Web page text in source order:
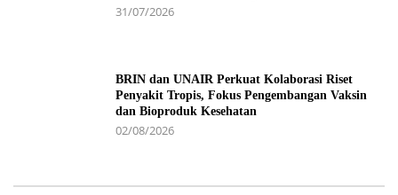
31/07/2026
BRIN dan UNAIR Perkuat Kolaborasi Riset
Penyakit Tropis, Fokus Pengembangan Vaksin
dan Bioproduk Kesehatan
02/08/2026